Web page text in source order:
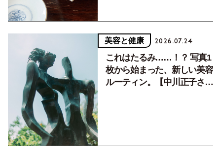
美容と健康 2026.07.24
これはたるみ……！？ 写真1
枚から始まった、新しい美容
ルーティン。【中川正子さん